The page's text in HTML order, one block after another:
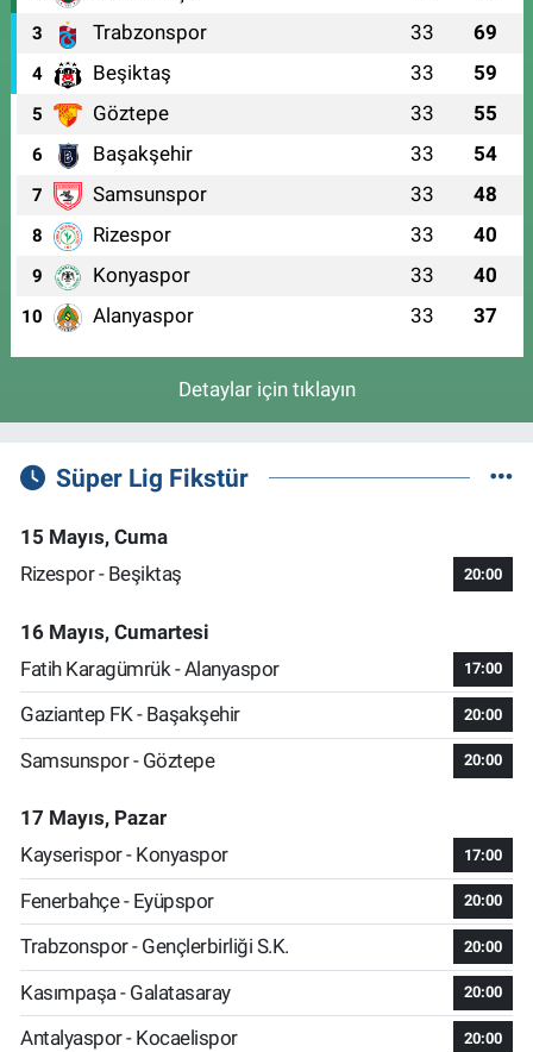
3 Trabzonspor 33 69
4 Beşiktaş 33 59
5 Göztepe 33 55
6 Başakşehir 33 54
7 Samsunspor 33 48
8 Rizespor 33 40
9 Konyaspor 33 40
10 Alanyaspor 33 37
Detaylar için tıklayın
Süper Lig Fikstür
15 Mayıs, Cuma
Rizespor - Beşiktaş
20:00
16 Mayıs, Cumartesi
Fatih Karagümrük - Alanyaspor
17:00
Gaziantep FK - Başakşehir 20:00
Samsunspor - Göztepe 20:00
17 Mayıs, Pazar
Kayserispor - Konyaspor
17:00
Fenerbahçe - Eyüpspor 20:00
Trabzonspor - Gençlerbirliği S.K. 20:00
Kasımpaşa - Galatasaray 20:00
Antalyaspor - Kocaelispor 20:00